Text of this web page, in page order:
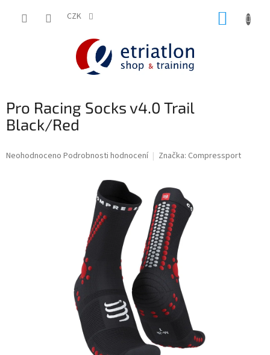
CZK
Pro Racing Socks v4.0 Trail
Black/Red
Průměrné
Neohodnoceno Podrobnosti hodnocení Značka: Compressport
shop.etriatlon.cz - Chat